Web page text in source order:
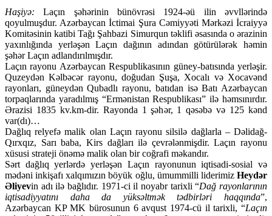
Haşiyə: Laçın şəhərinin bünövrəsi 1924-əü ilin əvvllərində
qoyulmuşdur. Azərbaycan İctimai Şura Cəmiyyəti Mərkəzi İcraiyyə
Komitəsinin katibi Tağı Şahbazi Simurqun təklifi əsasında o ərazinin
yaxınlığında yerləşən Laçın dağının adından götürülərək həmin
şəhər Laçın adlandırılmışdır.
Laçın rayonu Azərbaycan Respublikasının güney-batısında yerləşir.
Quzeydən Kəlbəcər rayonu, doğudan Şuşa, Xocalı və Xocavənd
rayonları, güneydən Qubadlı rayonu, batıdan isə Batı Azərbaycan
torpaqlarında yaradılmış “Ermənistan Respublikası” ilə həmsınırdır.
Ərazisi 1835 kv.km-dir. Rayonda 1 şəhər, 1 qəsəbə və 125 kənd
var(dı)…
Dağlıq relyefə malik olan Laçın rayonu silsilə dağlarla – Dəlidağ-
Qırxqız, Sarı baba, Kirs dağları ilə çevrələnmişdir. Laçın rayonu
xüsusi strateji önəmə malik olan bir coğrafi məkandır.
Sərt dağlıq yerlərdə yerləşən Laçın rayonunun iqtisadi-sosial və
mədəni inkişafı xalqımızın böyük oğlu, ümummilli liderimiz Heydər
Əliyevin adı ilə bağlıdır. 1971-ci il noyabr tarixli “Dağ rayonlarının
iqtisadiyyatını daha da yüksəltmək tədbirləri haqqında”,
Azərbaycan KP MK bürosunun 6 avqust 1974-cü il tarixli, “Laçın